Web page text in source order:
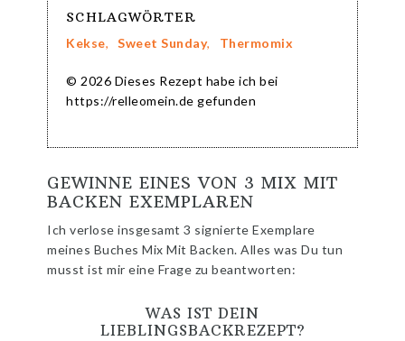
SCHLAGWÖRTER
Kekse, Sweet Sunday, Thermomix
© 2026 Dieses Rezept habe ich bei
https://relleomein.de gefunden
GEWINNE EINES VON 3 MIX MIT
BACKEN EXEMPLAREN
Ich verlose insgesamt 3 signierte Exemplare
meines Buches Mix Mit Backen. Alles was Du tun
musst ist mir eine Frage zu beantworten:
WAS IST DEIN
LIEBLINGSBACKREZEPT?